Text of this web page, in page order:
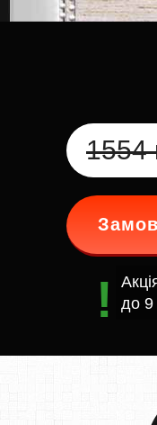
1554
до 9